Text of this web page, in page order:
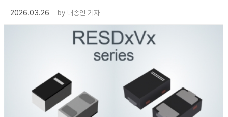
2026.03.26
by 배종인 기자